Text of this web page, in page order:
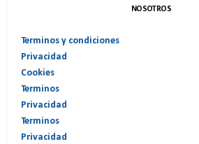
NOSOTROS
Terminos y condiciones
Privacidad
Cookies
Terminos
Privacidad
Terminos
Privacidad